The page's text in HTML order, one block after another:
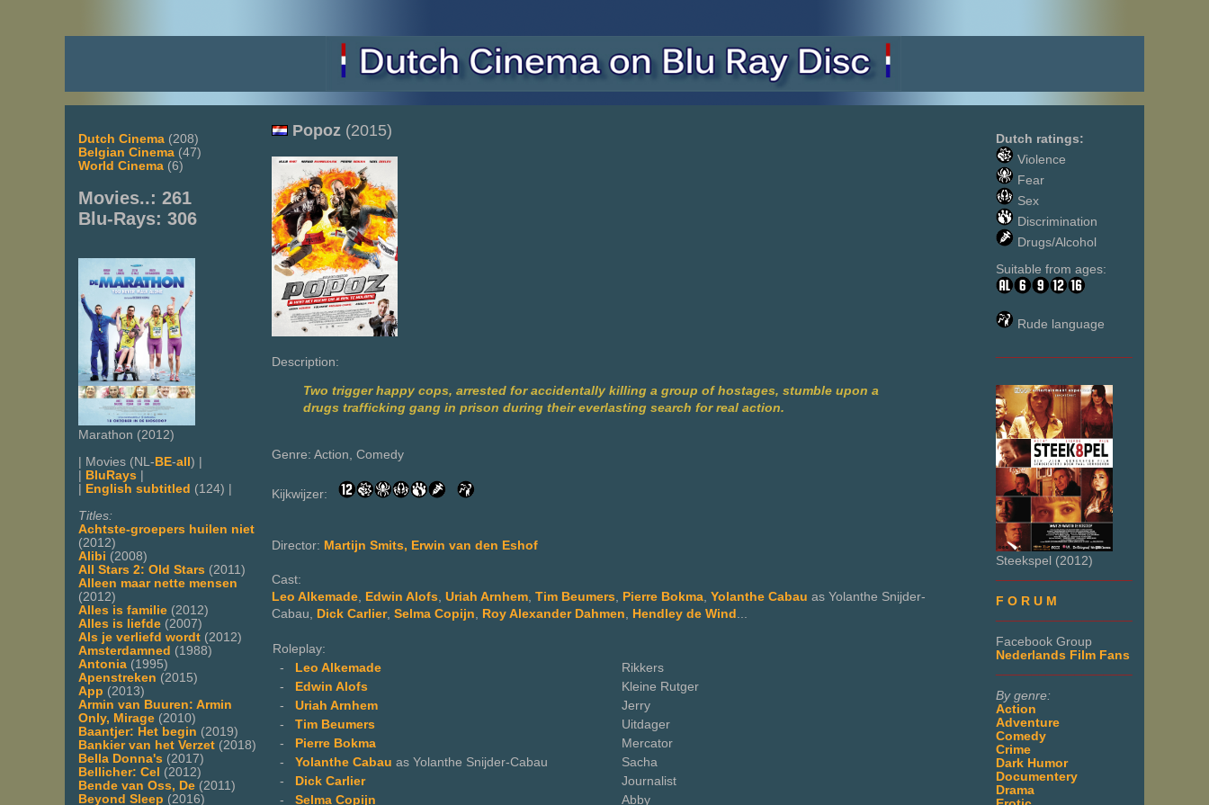
Dutch Cinema (208)
Belgian Cinema (47)
World Cinema (6)
Movies..: 261
Blu-Rays: 306
Marathon (2012)
| Movies (NL-BE-all) |
| BluRays |
| English subtitled (124) |
Titles:
Achtste-groepers huilen niet
(2012)
Alibi (2008)
All Stars 2: Old Stars (2011)
Alleen maar nette mensen
(2012)
Alles is familie (2012)
Alles is liefde (2007)
Als je verliefd wordt (2012)
Amsterdamned (1988)
Antonia (1995)
Apenstreken (2015)
App (2013)
Armin van Buuren: Armin
Only, Mirage (2010)
Baantjer: Het begin (2019)
Bankier van het Verzet (2018)
Bella Donna's (2017)
Bellicher: Cel (2012)
Bende van Oss, De (2011)
Beyond Sleep (2016)
Dutch ratings:
Violence
Fear
Sex
Discrimination
Drugs/Alcohol
Suitable from ages:
Rude language
Steekspel (2012)
F O R U M
Facebook Group
Nederlands Film Fans
By genre:
Action
Adventure
Comedy
Crime
Dark Humor
Documentery
Drama
Popoz (2015)
Description:
Two trigger happy cops, arrested for accidentally killing a group of hostages, stumble upon a
drugs trafficking gang in prison during their everlasting search for real action.
Genre: Action, Comedy
Kijkwijzer:
Director: Martijn Smits, Erwin van den Eshof
Cast:
Leo Alkemade
Edwin Alofs Uriah Arnhem Tim Beumers Pierre Bokma Yolanthe Cabau as Yolanthe Snijder-
Cabau,
Dick Carlier, Selma Copijn Roy Alexander Dahmen Hendley de Wind
Roleplay:
-
Leo Alkemade
Rikkers
-
Edwin Alofs
Kleine Rutger
- Uriah Arnhem
Jerry
- Tim Beumers
Uitdager
-
Pierre Bokma
Mercator
- Yolanthe Cabau as Yolanthe Snijder-Cabau
Sacha
-
Dick Carlier
Journalist
- Selma Copijn
Abby